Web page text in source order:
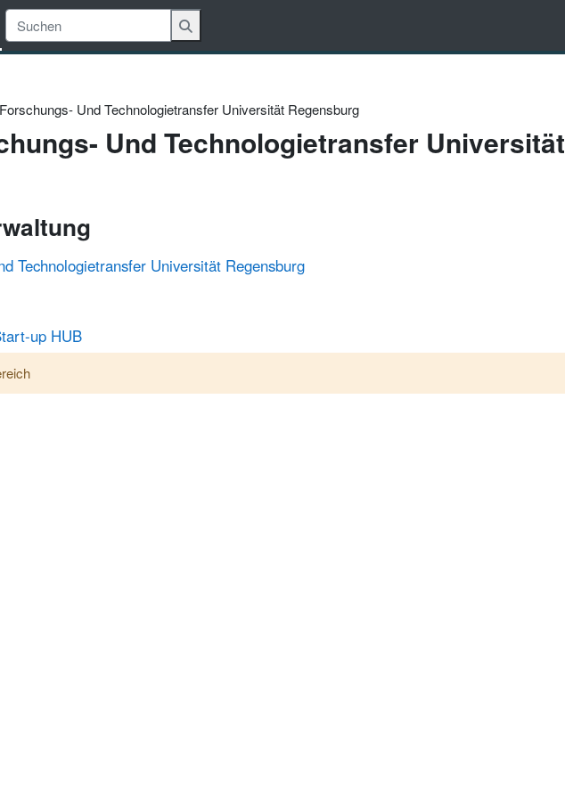
Und Technologietransfer Universität Regensburg
Und Technologietransfer Universität
Technologietransfer Universität Regensburg
up HUB